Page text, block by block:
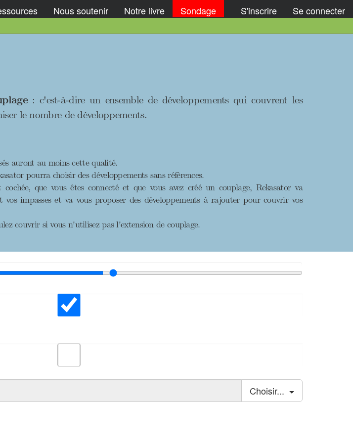
Nous soutenir Notre livre Sondage S'inscrire Se connecter
: c'est-à-dire un ensemble de développements qui couvrent les
le nombre de développements.
auront au moins cette qualité.
pourra choisir des développements sans réfèrences.
que vous êtes connecté et que vous avez créé un couplage, Rekasator va
vos impasses et va vous proposer des développements à rajouter pour couvrir vos
couvrir si vous n'utilisez pas l'extension de couplage.
Choisir...